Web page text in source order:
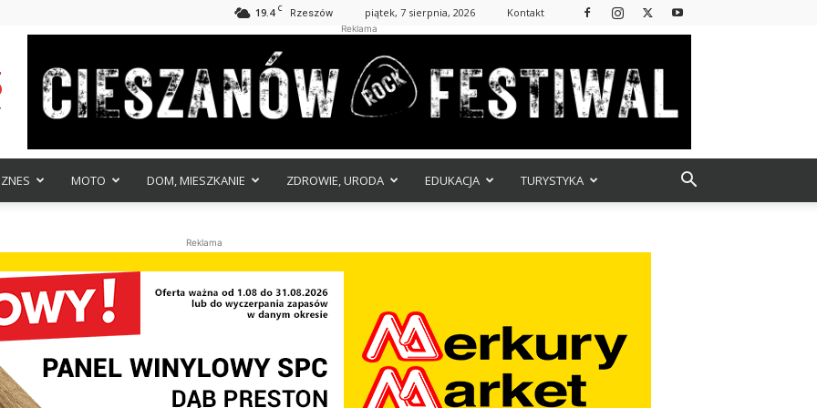
19.4 C Rzeszów piątek, 7 sierpnia, 2026 Kontakt
Reklama
MOTO DOM, MIESZKANIE ZDROWIE, URODA EDUKACJA TURYSTYKA
Reklama